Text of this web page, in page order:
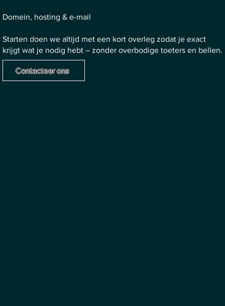
Domein, hosting & e-mail
Starten doen we altijd met een kort overleg zodat je exact
krijgt wat je nodig hebt – zonder overbodige toeters en bellen.
Contacteer ons